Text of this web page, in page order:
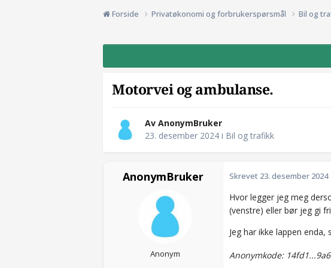
Forside Privatøkonomi og forbrukerspørsmål Bil og
Motorvei og ambulanse.
Av AnonymBruker
23. desember 2024 i Bil og trafikk
AnonymBruker
Anonym
Skrevet 23. desember 2024
Hvor legger jeg meg
(venstre) eller bør jeg gi
Jeg har ikke lappen enda,
Anonymkode: 14fd1...9a6